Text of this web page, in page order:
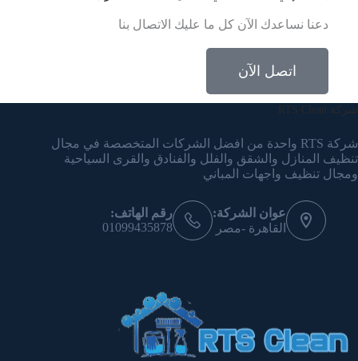
دعنا نساعدك الآن كل ما عليك الاتصال بنا
اتصل الآن
شركة RTS Clean
شركة RTS واحدة من افضل الشركات المتخصصة في مجال
تنظيف المنازل والشقق والفلل والفنادق والقرى السياحية
ومجال تنظيف واجهات المباني
عوان الشركة:
القاهرة -مصر
رقم الهاتف:
01099435878